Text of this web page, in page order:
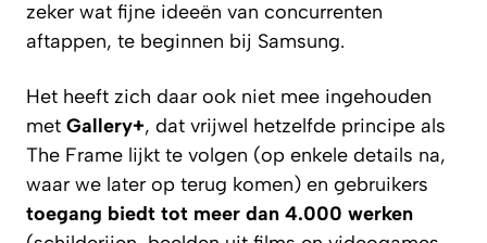
zeker wat fijne ideeën van concurrenten
aftappen, te beginnen bij Samsung.
Het heeft zich daar ook niet mee ingehouden
met Gallery+, dat vrijwel hetzelfde principe als
The Frame lijkt te volgen (op enkele details na,
waar we later op terug komen) en gebruikers
toegang biedt tot meer dan 4.000 werken